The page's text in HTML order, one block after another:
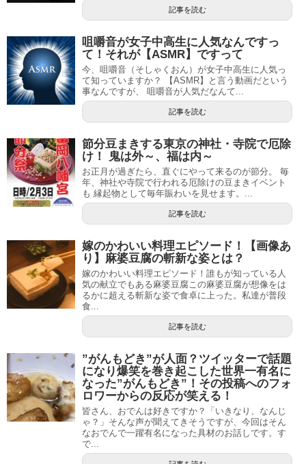
記事を読む
咀嚼音が女子中高生に人気なんですっ
て！それが【ASMR】ですって
今、咀嚼音（そしゃくおん）が女子中高生に人気っ
て知っていますか？ 【ASMR】と言う動画だという
事なんですが、 咀嚼音が人気だなんて...
記事を読む
節分豆まきする東京の神社・寺院で厄除
け！ 鬼は外～、福は内～
お正月が過ぎたら、直ぐにやって来るのが節分。 毎
年、神社や寺院で行われる厄除けの豆まきイベント
も 縁起物として毎年賑わいを見せます。...
記事を読む
嫁のかわいい料理エピソード！【画像あ
り】麻婆豆腐の斬新な姿とは？
嫁のかわいい料理エピソード！誰もが知っている人
気の献立でもある麻婆豆腐この麻婆豆腐が想像をは
るかに超える斬新な姿で食卓に上った。私達が普段
食...
記事を読む
”がんもどき”が人面？ツイッターで話題
になり爆笑を巻き起こした世界一有名に
なった”がんもどき”！その投稿へのフォ
ロワーからの反応が笑える！
皆さん、おでんは好きですか？「いきなり、なんじ
ゃ？」そんな声が聞えてきそうですが、今回はそん
なおでんで一躍有名になった具材のお話しです。す
で...